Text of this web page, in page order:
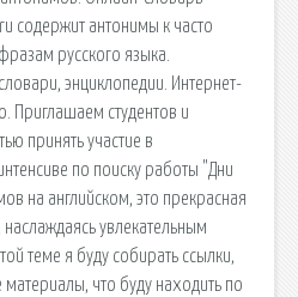
содержит антонимы к часто
русского языка.
энциклопедии. Интернет-
Приглашаем студентов и
принять участие в
по поиску работы "Дни
на английском, это прекрасная
увлекательным
теме я буду собирать ссылки,
материалы, что буду находить по